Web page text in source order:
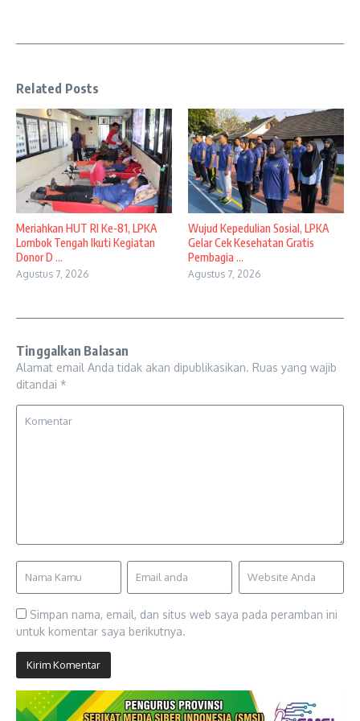
Related Posts
Meriahkan HUT RI Ke-81, LPKA
Lombok Tengah Ikuti Kegiatan
Donor D ...
Agustus 7, 2026
Wujud Kepedulian Sosial, LPKA
Gelar Cek Kesehatan Gratis
Pembagia ...
Agustus 7, 2026
Tinggalkan Balasan
Alamat email Anda tidak akan dipublikasikan. Ruas yang wajib
ditandai *
Simpan nama, email, dan situs web saya pada peramban ini
untuk komentar saya berikutnya.